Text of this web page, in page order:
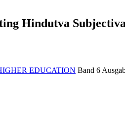
Hindutva
EDUCATION Band 6